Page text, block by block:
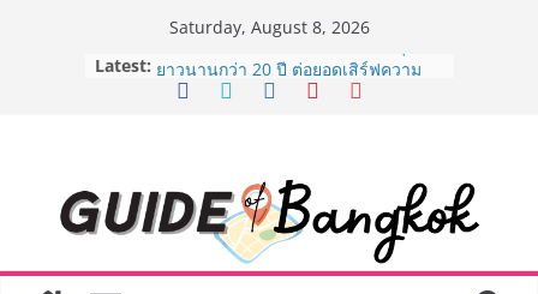
Saturday, August 8, 2026
Latest: AirAsia X SEE FAH พันธมิตรทางธุรกิจ
ยาวนานกว่า 20 ปี ต่อยอดเสิร์ฟความ
“BIO TRADE CONNECT 2026” ยก
ระดับผลิตภัณฑ์ท้องถิ่นสู่ตลาดเชิง
พาณิชย์อย่างยั่งยืน
LORDNINE จัดศึกคนดังสายเกม ไทย
ปะทะ ฟิลิปปินส์ ใน “Rise of the Tenth